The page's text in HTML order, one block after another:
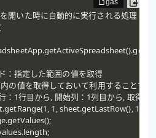
開いた時に自動的に実行される処理
：指定した範囲の値を取得
の値を取得しておいて利用することで
1行目から, 開始列：1列目から, 取得
1, sheet.getLastRow(), 1);